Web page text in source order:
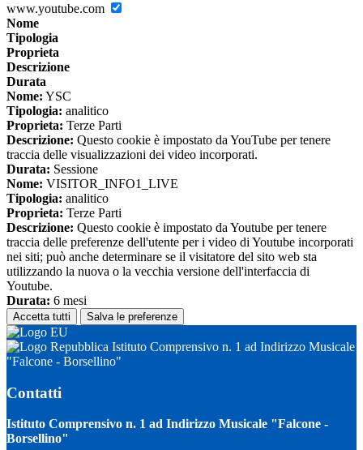
www.youtube.com
Nome
Tipologia
Proprieta
Descrizione
Durata
Nome: YSC
Tipologia: analitico
Proprieta: Terze Parti
Descrizione: Questo cookie è impostato da YouTube per tenere
traccia delle visualizzazioni dei video incorporati.
Durata: Sessione
Nome: VISITOR_INFO1_LIVE
Tipologia: analitico
Proprieta: Terze Parti
Descrizione: Questo cookie è impostato da Youtube per tenere
traccia delle preferenze dell'utente per i video di Youtube incorporati
nei siti; può anche determinare se il visitatore del sito web sta
utilizzando la nuova o la vecchia versione dell'interfaccia di
Youtube.
Durata: 6 mesi
Accetta tutti Salva le preferenze
Istituto Comprensivo n. 1 ad Indirizzo Musicale
"Falcone - Borsellino"
Contatti
Istituto Comprensivo n. 1 ad Indirizzo Musicale "Falcone -
Borsellino"